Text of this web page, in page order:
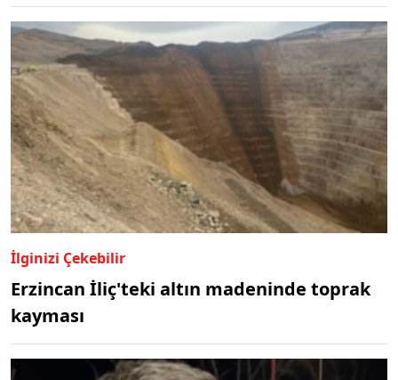
İlginizi Çekebilir
Erzincan İliç'teki altın madeninde toprak
kayması